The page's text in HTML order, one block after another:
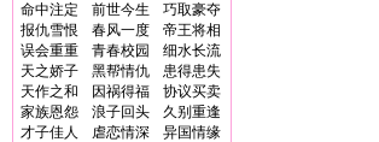
命中注定
前世今生
巧取豪夺
报仇雪恨
春风一度
帝王将相
误会重重
青春校园
细水长流
天之娇子
黑帮情仇
患得患失
天作之和
因祸得福
协议买卖
家族恩怨
浪子回头
久别重逢
才子佳人
虐恋情深
异国情缘